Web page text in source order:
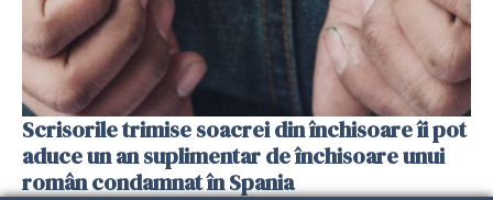
Scrisorile trimise soacrei din închisoare îi pot
aduce un an suplimentar de închisoare unui
român condamnat în Spania